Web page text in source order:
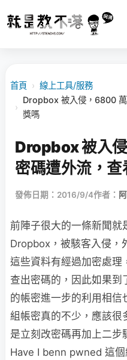
首頁 › 線上工具/服務
›
Dropbox 被入侵，6800 萬
獎嗎
Dropbox 被入
密碼遭外流，
發佈日期：2016/9/4作者：
前陣子很大的一條新聞就
Dropbox，被駭客入侵，
這些資料有經過加密處理
查出密碼的，因此如果到
的帳密進一步的利用相
組帳密真的不少，應該很
是立刻改密碼再加上二步
Have I benn pwned 這